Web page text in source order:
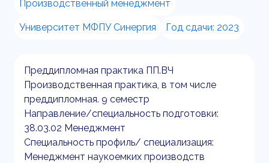
Производственный менеджмент
Университет МФПУ Синергия Год сдачи: 2023
Преддипломная практика ПП.ВЧ
Производственная практика, в том числе
преддипломная. 9 семестр
Направление/специальность подготовки:
38.03.02 Менеджмент
Специальность профиль/ специализация:
Менеджмент наукоемких производств